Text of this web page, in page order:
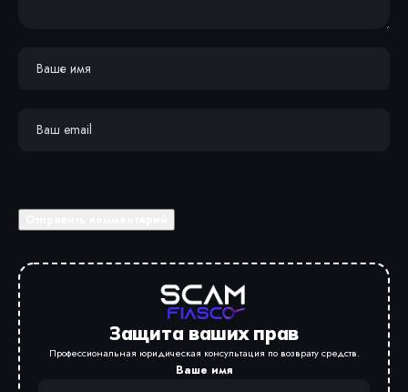
Защита ваших прав
Профессиональная юридическая консультация по возврату средств.
Ваше имя